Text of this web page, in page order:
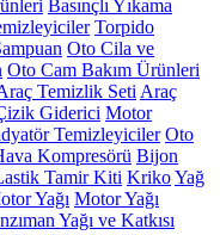
Basınçlı Yıkama
Torpido
Oto Cila ve
Oto Cam Bakım Ürünleri
Temizlik Seti Araç
Giderici Motor
Temizleyiciler Oto
Kompresörü Bijon
Tamir Kiti KrikoYağ
Yağı Motor Yağı
Yağı ve Katkısı